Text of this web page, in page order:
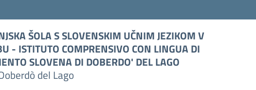
ŠOLA S SLOVENSKIM UČNIM JEZIKOM V
- ISTITUTO COMPRENSIVO CON LINGUA DI
SLOVENA DI DOBERDO' DEL LAGO
del Lago